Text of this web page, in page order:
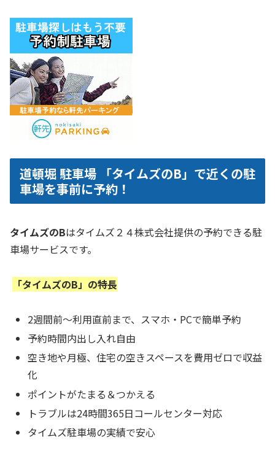
道頓堀 駐車場 「タイムズのB」で近くの駐
車場を事前に予約！
タイムズのBはタイムズ２４株式会社提供の予約できる駐
車場サービスです。
「タイムズのB」の特長
2週間前～利用直前まで、スマホ・PCで簡単予約
予約時間内出し入れ自由
空き地や月極、住宅の空きスペースを費用ゼロで収益
化
ポイントがたまる＆つかえる
トラブルは24時間365日コールセンター対応
タイムズ駐車場の実績で安心